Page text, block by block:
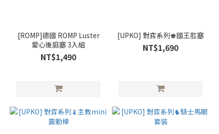
[ROMP]德國 ROMP Luster
愛心後庭塞 3入組
NT$1,490
[UPKO] 對弈系列♚國王肛塞
NT$1,690